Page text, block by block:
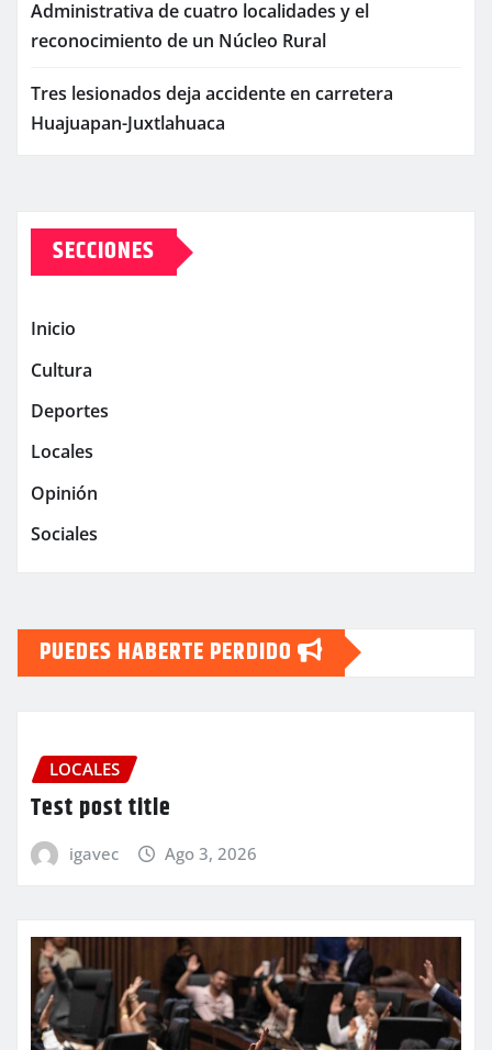
Administrativa de cuatro localidades y el
reconocimiento de un Núcleo Rural
Tres lesionados deja accidente en carretera
Huajuapan-Juxtlahuaca
SECCIONES
Inicio
Cultura
Deportes
Locales
Opinión
Sociales
PUEDES HABERTE PERDIDO
LOCALES
Test post title
igavec Ago 3, 2026